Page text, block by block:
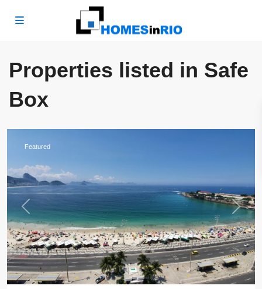
Properties listed in Safe
Box
Copacabana,
de
Previous Next
Featured